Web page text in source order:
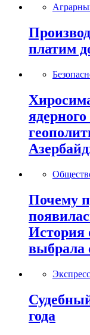
платим
Почему
История
выбрала
года